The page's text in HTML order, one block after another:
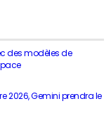
des modèles de
2026, Gemini prendra le